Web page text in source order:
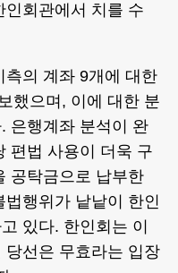
회관에서 치를 수
측의 계좌 9개에 대한
했으며, 이에 대한 분
은행계좌 분석이 완
편법 사용이 더욱 구
공탁금으로 납부한
행위가 낱낱이 한인
있다. 한인회는 이
당선은 무효라는 입장